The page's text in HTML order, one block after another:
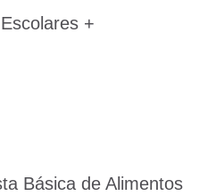
+
Básica de Alimentos